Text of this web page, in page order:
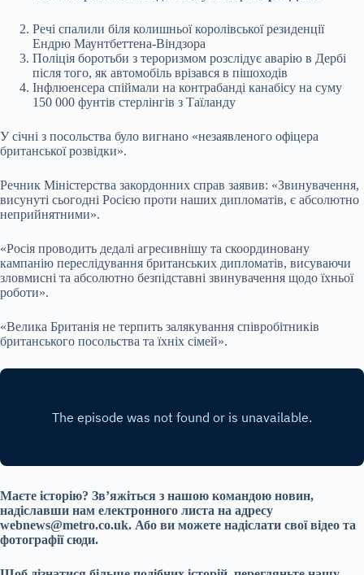
Речі спалили біля колишньої королівської резиденції
Ендрю Маунтбеттена-Віндзора
Поліція боротьби з тероризмом розслідує аварію в Дербі
після того, як автомобіль врізався в пішоходів
Інфлюенсера спіймали на контрабанді канабісу на суму
150 000 фунтів стерлінгів з Таїланду
У січні з посольства було вигнано «незаявленого офіцера
британської розвідки».
Речник Міністерства закордонних справ заявив: «Звинувачення,
висунуті сьогодні Росією проти наших дипломатів, є абсолютно
неприйнятними».
«Росія проводить дедалі агресивнішу та скоординовану
кампанію переслідування британських дипломатів, висуваючи
зловмисні та абсолютно безпідставні звинувачення щодо їхньої
роботи».
«Велика Британія не терпить залякування співробітників
британського посольства та їхніх сімей».
Маєте історію? Зв’яжіться з нашою командою новин,
надіславши нам електронного листа на адресу
webnews@metro.co.uk. Або ви можете надіслати свої відео та
фотографії сюди.